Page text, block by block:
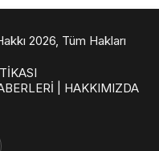
MiG-
yayınlandı